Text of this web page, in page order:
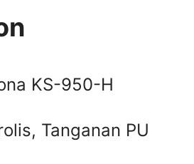
KS-950-H
Tanganan PU